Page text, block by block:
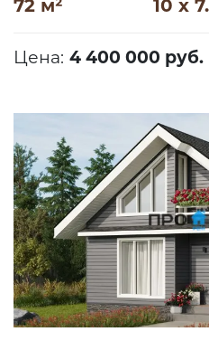
72 м² 10 x
Цена: 4 400 000 руб.